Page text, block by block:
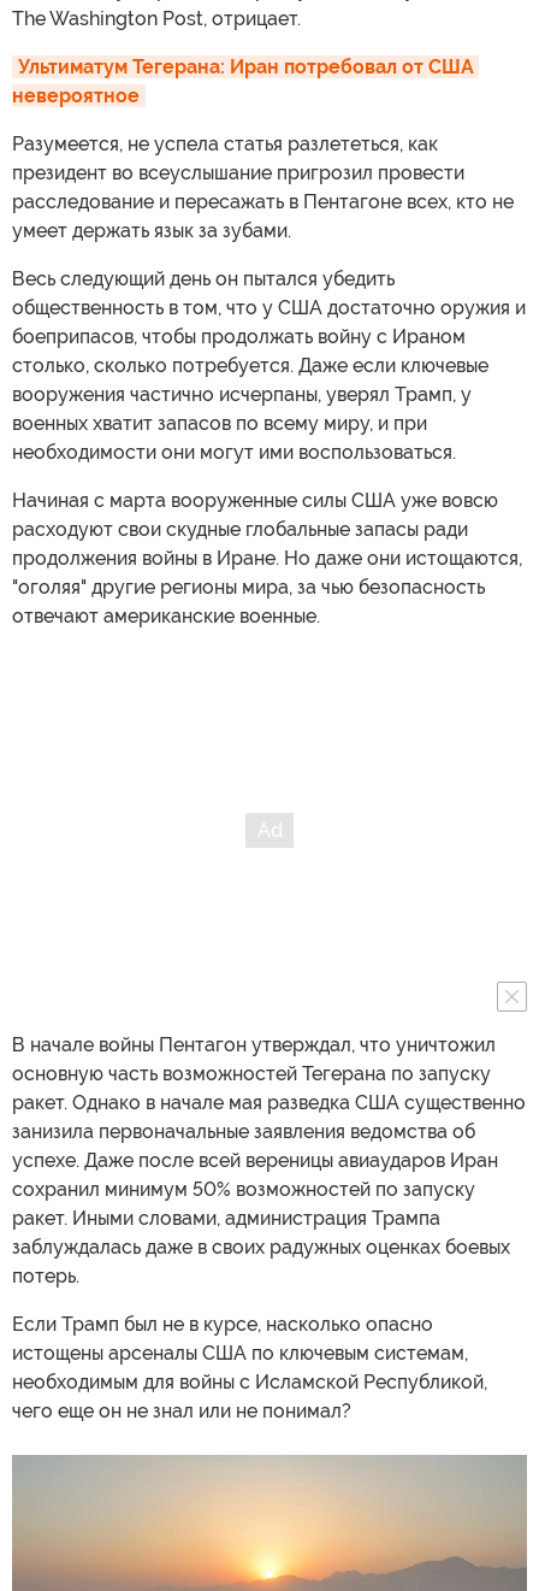
The Washington Post, отрицает.
Ультиматум Тегерана: Иран потребовал от США
невероятное
Разумеется, не успела статья разлететься, как
президент во всеуслышание пригрозил провести
расследование и пересажать в Пентагоне всех, кто не
умеет держать язык за зубами.
Весь следующий день он пытался убедить
общественность в том, что у США достаточно оружия и
боеприпасов, чтобы продолжать войну с Ираном
столько, сколько потребуется. Даже если ключевые
вооружения частично исчерпаны, уверял Трамп, у
военных хватит запасов по всему миру, и при
необходимости они могут ими воспользоваться.
Начиная с марта вооруженные силы США уже вовсю
расходуют свои скудные глобальные запасы ради
продолжения войны в Иране. Но даже они истощаются,
"оголяя" другие регионы мира, за чью безопасность
отвечают американские военные.
В начале войны Пентагон утверждал, что уничтожил
основную часть возможностей Тегерана по запуску
ракет. Однако в начале мая разведка США существенно
занизила первоначальные заявления ведомства об
успехе. Даже после всей вереницы авиаударов Иран
сохранил минимум 50% возможностей по запуску
ракет. Иными словами, администрация Трампа
заблуждалась даже в своих радужных оценках боевых
потерь.
Если Трамп был не в курсе, насколько опасно
истощены арсеналы США по ключевым системам,
необходимым для войны с Исламской Республикой,
чего еще он не знал или не понимал?